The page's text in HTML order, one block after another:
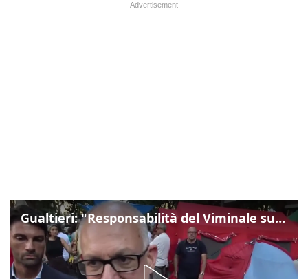
Gualtieri: "Responsabilità del Viminale su Spin Time? La posizione dei partiti è nota"